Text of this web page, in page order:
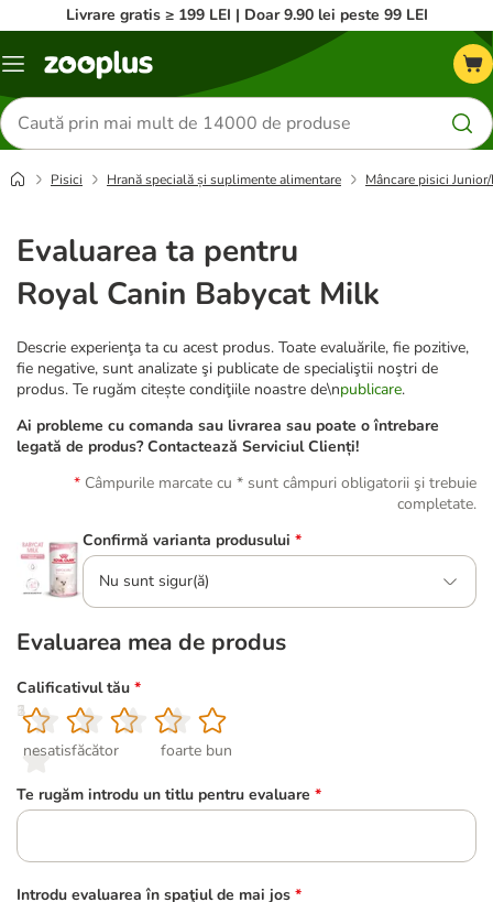
Livrare gratis ≥ 199 LEI | Doar 9.90 lei peste 99 LEI
Categorii
Căutare
produse
Pisici Hrană specială și suplimente alimentare Mâncare pisici
Evaluarea ta pentru
Royal Canin Babycat Milk
Descrie experienţa ta cu acest produs. Toate evaluările, fie pozitive,
fie negative, sunt analizate şi publicate de specialiştii noştri de
produs. Te rugăm citește condiţiile noastre de\npublicare.
Ai probleme cu comanda sau livrarea sau poate o întrebare
legată de produs? Contactează Serviciul Clienți!
Câmpurile marcate cu * sunt câmpuri obligatorii şi trebuie
completate.
Confirmă varianta produsului *
Nu sunt sigur(ă)
Evaluarea mea de produs
Calificativul tău *
1
nesatisfăcător
2
3
4
5
foarte bun
Te rugăm introdu un titlu pentru evaluare *
Introdu evaluarea în spaţiul de mai jos *